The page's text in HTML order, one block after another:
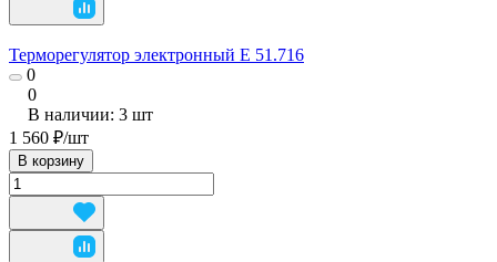
Терморегулятор электронный Е 51.716
0
0
В наличии: 3 шт
1 560 ₽/шт
В корзину